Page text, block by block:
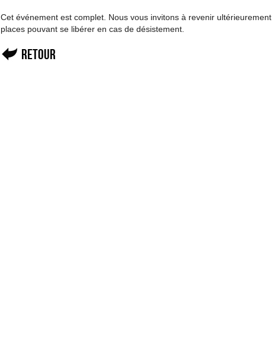
Cet événement est complet. Nous vous invitons à revenir
places pouvant se libérer en cas de désistement.
Retour